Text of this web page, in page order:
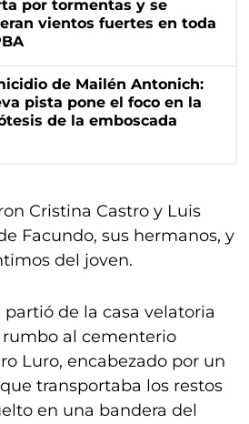
por tormentas y se
vientos fuertes en toda
de Mailén Antonich:
pista pone el foco en la
de la emboscada
Cristina Castro y Luis
Facundo, sus hermanos, y
del joven.
de la casa velatoria
rumbo al cementerio
Luro, encabezado por un
transportaba los restos
en una bandera del